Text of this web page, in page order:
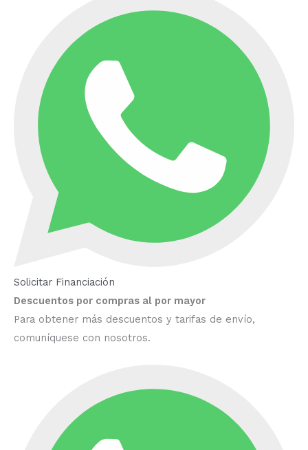
Solicitar Financiación
Descuentos por compras al por mayor
Para obtener más descuentos y tarifas de envío,
comuníquese con nosotros.